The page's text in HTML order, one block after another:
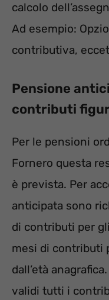
calcolo
Ad esempio:
contributiva,
Pensione
contributi
Per le pensioni
Fornero questa
è prevista. Per
anticipata sono
di contributi per
mesi di contributi
dall’età
validi tutti i